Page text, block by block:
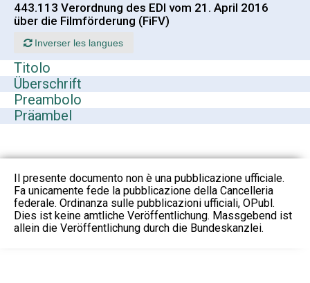
443.113 Verordnung des EDI vom 21. April 2016
über die Filmförderung (FiFV)
Inverser les langues
Titolo
Überschrift
Preambolo
Präambel
Il presente documento non è una pubblicazione ufficiale.
Fa unicamente fede la pubblicazione della Cancelleria
federale. Ordinanza sulle pubblicazioni ufficiali, OPubl.
Dies ist keine amtliche Veröffentlichung. Massgebend ist
allein die Veröffentlichung durch die Bundeskanzlei.